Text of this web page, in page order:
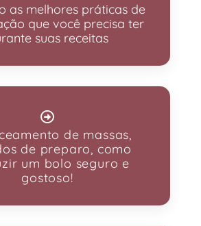
as melhores práticas de
que você precisa ter
suas receitas
de massas,
de preparo, como
um bolo seguro e
gostoso!